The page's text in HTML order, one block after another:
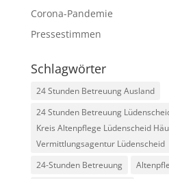
Corona-Pandemie
Pressestimmen
Schlagwörter
24 Stunden Betreuung Ausland
24 Stunden Betreuung
Kreis Altenpflege Lüdenscheid
Vermittlungsagentur Lüdenscheid
24-Stunden Betreuung